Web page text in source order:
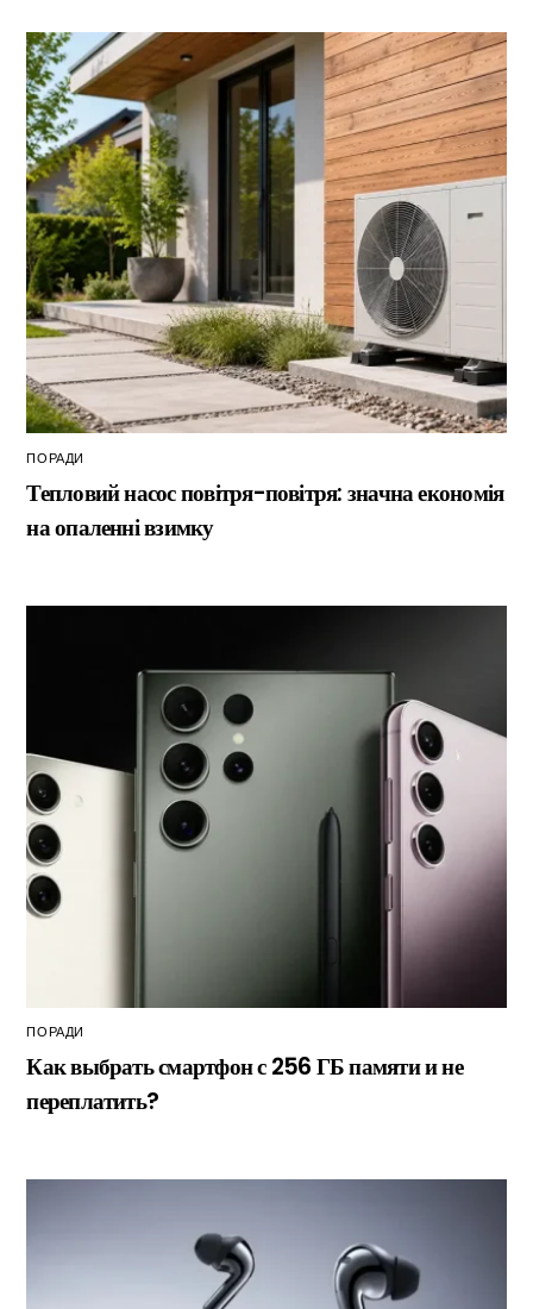
ПОРАДИ
Тепловий насос повітря-повітря: значна економія
на опаленні взимку
ПОРАДИ
Как выбрать смартфон с 256 ГБ памяти и не
переплатить?